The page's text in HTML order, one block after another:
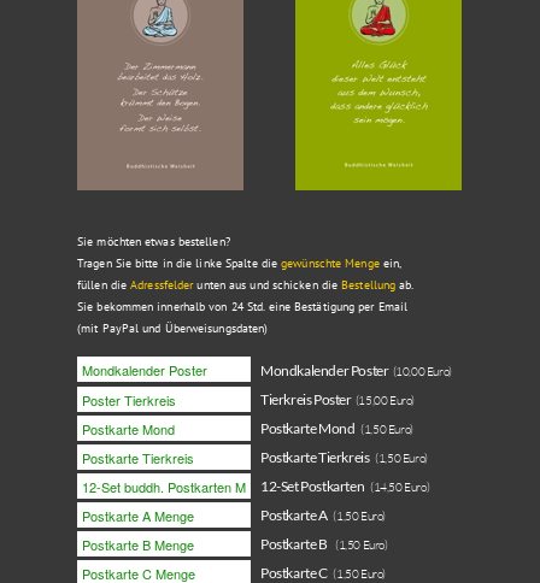
Sie möchten etwas bestellen?
Tragen Sie bitte in die linke Spalte diegewünschte Mengeein,
füllen dieAdressfelderunten aus und schicken dieBestellung ab.
Sie bekommen innerhalb von 24 Std. eine Bestätigung per Email
(mit PayPal und Überweisungsdaten)
Mondkalender Poster (10,00 Euro)
Tierkreis Poster (15,00 Euro)
Postkarte Mond(1,50 Euro)
Postkarte Tierkreis(1,50 Euro)
12-Set Postkarten (14,50 Euro)
Postkarte A(1,50 Euro)
Postkarte B (1,50 Euro)
Postkarte C(1,50 Euro)